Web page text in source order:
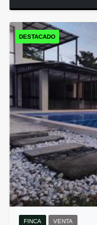
DESTACADO
FINCA VENTA